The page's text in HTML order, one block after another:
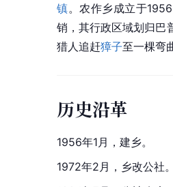
镇。农作乡成立于
销，其行政区域划归巴
猎人追赶獐子至一棵弯
历史沿革
1956年1月，建乡。
1972年2月，乡改公社